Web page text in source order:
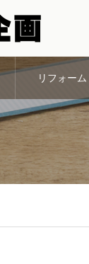
リフォーム